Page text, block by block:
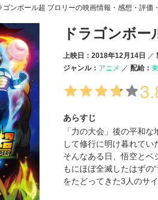
ゴンボール超 ブロリーの映画情報・感想・評価
ドラゴンボ
上映日：2018年12月14日
ジャンル： アニメ 配給：
あらすじ
「力の大会」後の平和
して修行に明け暮れてい
そんなある日、悟空とベ
もにほぼ全滅したはずの
をたどってきた3人のサ